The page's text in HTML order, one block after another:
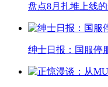
盘点8月扎堆上线
绅士日报：国服停